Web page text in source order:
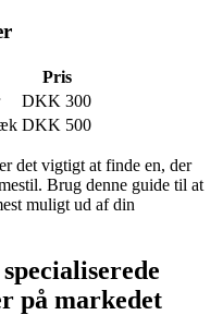
Pris
DKK 300
DKK 500
det vigtigt at finde en, der
Brug denne guide til at
muligt ud af din
på markedet